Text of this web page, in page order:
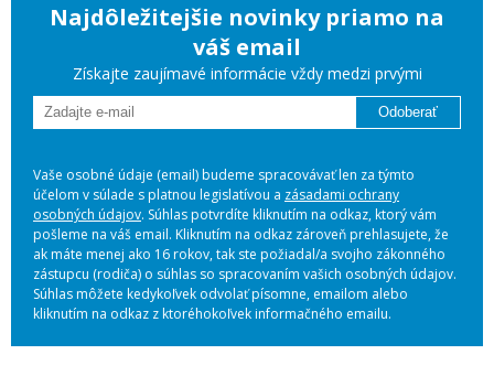
Najdôležitejšie novinky priamo na
váš email
Získajte zaujímavé informácie vždy medzi prvými
Odoberať
Vaše osobné údaje (email) budeme spracovávať len za týmto
účelom v súlade s platnou legislatívou a zásadami ochrany
osobných údajov. Súhlas potvrdíte kliknutím na odkaz, ktorý vám
pošleme na váš email. Kliknutím na odkaz zároveň prehlasujete, že
ak máte menej ako 16 rokov, tak ste požiadal/a svojho zákonného
zástupcu (rodiča) o súhlas so spracovaním vašich osobných údajov.
Súhlas môžete kedykoľvek odvolať písomne, emailom alebo
kliknutím na odkaz z ktoréhokoľvek informačného emailu.